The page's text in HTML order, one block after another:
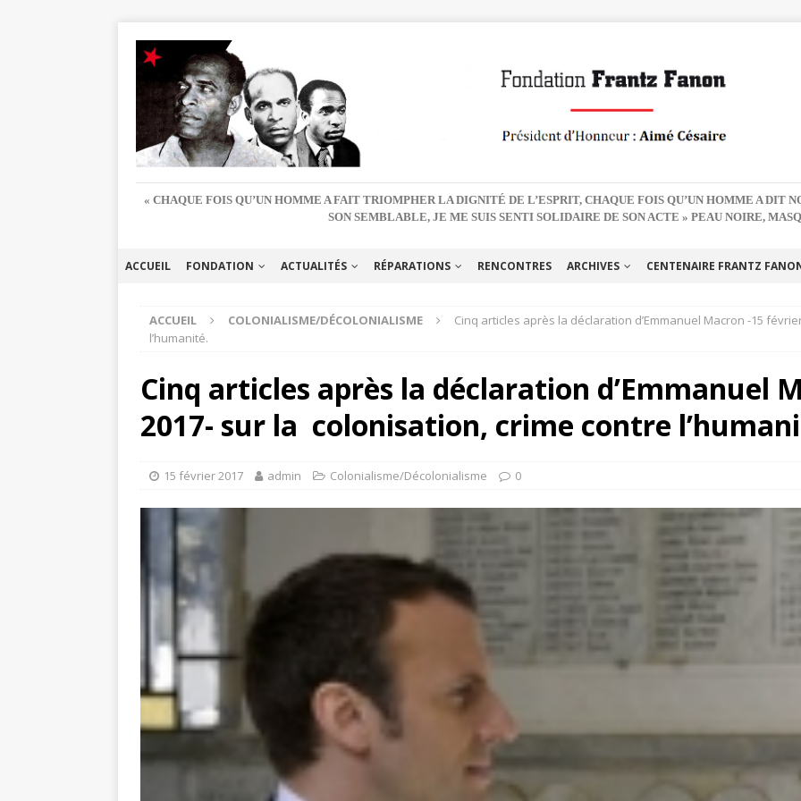
« CHAQUE FOIS QU’UN HOMME A FAIT TRIOMPHER LA DIGNITÉ DE L’ESPRIT, CHAQUE FOIS QU’UN HOMME A DIT
SON SEMBLABLE, JE ME SUIS SENTI SOLIDAIRE DE SON ACTE » PEAU NOIRE,
ACCUEIL FONDATION ACTUALITÉS RÉPARATIONS RENCONTRES ARCHIVES CENTENAIRE FRANTZ
ACCUEIL COLONIALISME/DÉCOLONIALISME
Cinq articles après la déclaration d’Emmanuel Macron -15
l’humanité.
Cinq articles après la déclaration d’Emmanuel
2017- sur​ la ​ colonisation, crime contre
15 février 2017 admin Colonialisme/Décolonialisme 0